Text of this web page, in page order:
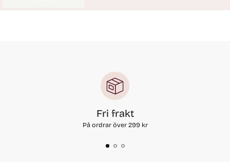
Fri frakt
På ordrar över 299 kr